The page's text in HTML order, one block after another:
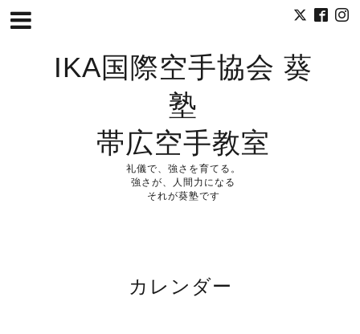
IKA国際空手協会 葵
塾
帯広空手教室
礼儀で、強さを育てる。
強さが、人間力になる
それが葵塾です
カレンダー